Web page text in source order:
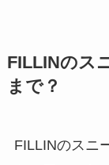
FILLINのス
まで？
FILLINのスニ